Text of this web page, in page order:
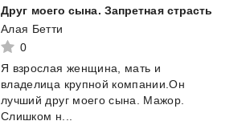
Друг моего сына. Запретная страсть
Алая Бетти
0
Я взрослая женщина, мать и
владелица крупной компании.Он
лучший друг моего сына. Мажор.
Слишком н...